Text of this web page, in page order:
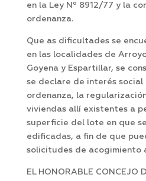
en la Ley Nº 8912/77 y la
ordenanza.
Que as dificultades se
en las localidades de
Goyena y Espartillar, se
se declare de interés social
ordenanza, la
viviendas allí existentes a
superficie del lote en que
edificadas, a fin de que
solicitudes de acogimiento
EL HONORABLE CONCEJO